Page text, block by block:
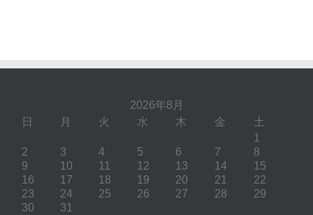
2026年8月
日
月 火 水 木 金
土
1
2
3 4 5 6 7
8
9
10 11 12 13 14
15
16
17 18 19 20 21
22
23
24 25 26 27 28
29
30
31